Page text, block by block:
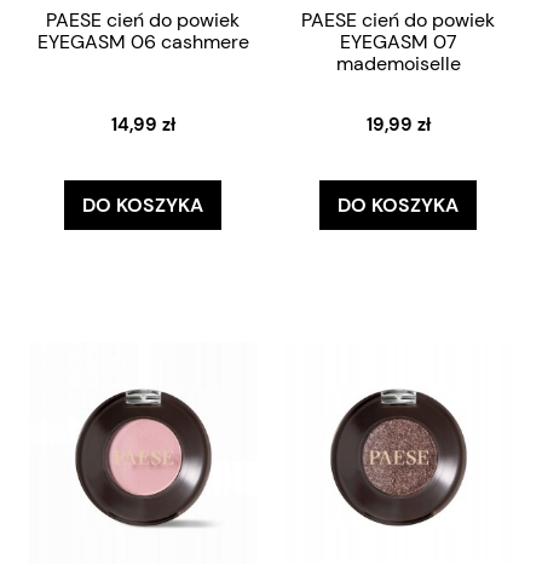
PAESE cień do powiek
EYEGASM 06 cashmere
14,99 zł
DO KOSZYKA
PAESE cień do powiek
EYEGASM 07
mademoiselle
19,99 zł
DO KOSZYKA